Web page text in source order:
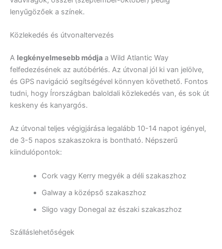
lenyűgözőek a színek.
Közlekedés és útvonaltervezés
A legkényelmesebb módja a Wild Atlantic Way
felfedezésének az autóbérlés. Az útvonal jól ki van jelölve,
és GPS navigáció segítségével könnyen követhető. Fontos
tudni, hogy Írországban baloldali közlekedés van, és sok út
keskeny és kanyargós.
Az útvonal teljes végigjárása legalább 10-14 napot igényel,
de 3-5 napos szakaszokra is bontható. Népszerű
kiindulópontok:
Cork vagy Kerry megyék a déli szakaszhoz
Galway a középső szakaszhoz
Sligo vagy Donegal az északi szakaszhoz
Szálláslehetőségek